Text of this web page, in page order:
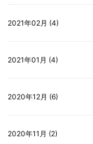
2021年02月 (4)
2021年01月 (4)
2020年12月 (6)
2020年11月 (2)